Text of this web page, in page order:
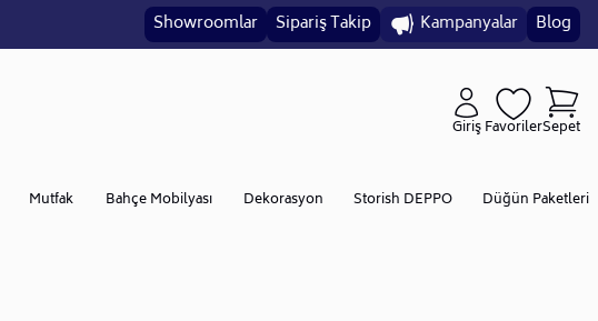
Showroomlar Sipariş Takip Kampanyalar Blog
GirişFavorilerSepet
Mutfak Bahçe Mobilyası Dekorasyon Storish DEPPO Düğün Paketleri